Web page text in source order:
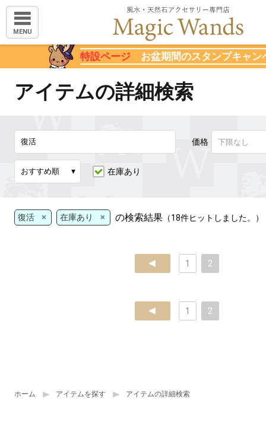
MENU
特設ページ お盆期間のスタンプキャン
ホーム アイテムを探す アイテムの詳細検索
アイテムの詳細検索
価格
在庫あり
復活 × 在庫あり × の検索結果 （18件ヒットしました。）
prev 1 2
prev 1 2